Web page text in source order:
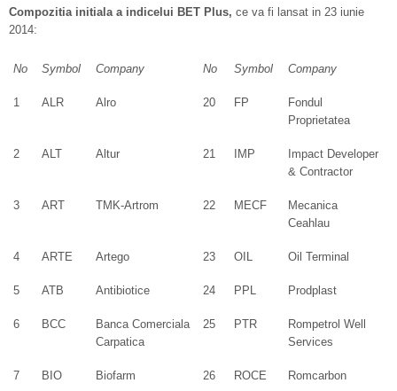
Compozitia initiala a indicelui BET Plus, ce va fi lansat in 23 iunie
2014:
No Symbol Company No Symbol Company
1 ALR Alro 20 FP
Fondul
Proprietatea
2 ALT Altur 21 IMP
Impact Developer
& Contractor
3 ART TMK-Artrom 22 MECF
Mecanica
Ceahlau
4 ARTE Artego 23 OIL Oil Terminal
5 ATB Antibiotice 24 PPL Prodplast
6 BCC
Banca Comerciala
Carpatica
25 PTR
Rompetrol Well
Services
7 BIO Biofarm 26 ROCE Romcarbon